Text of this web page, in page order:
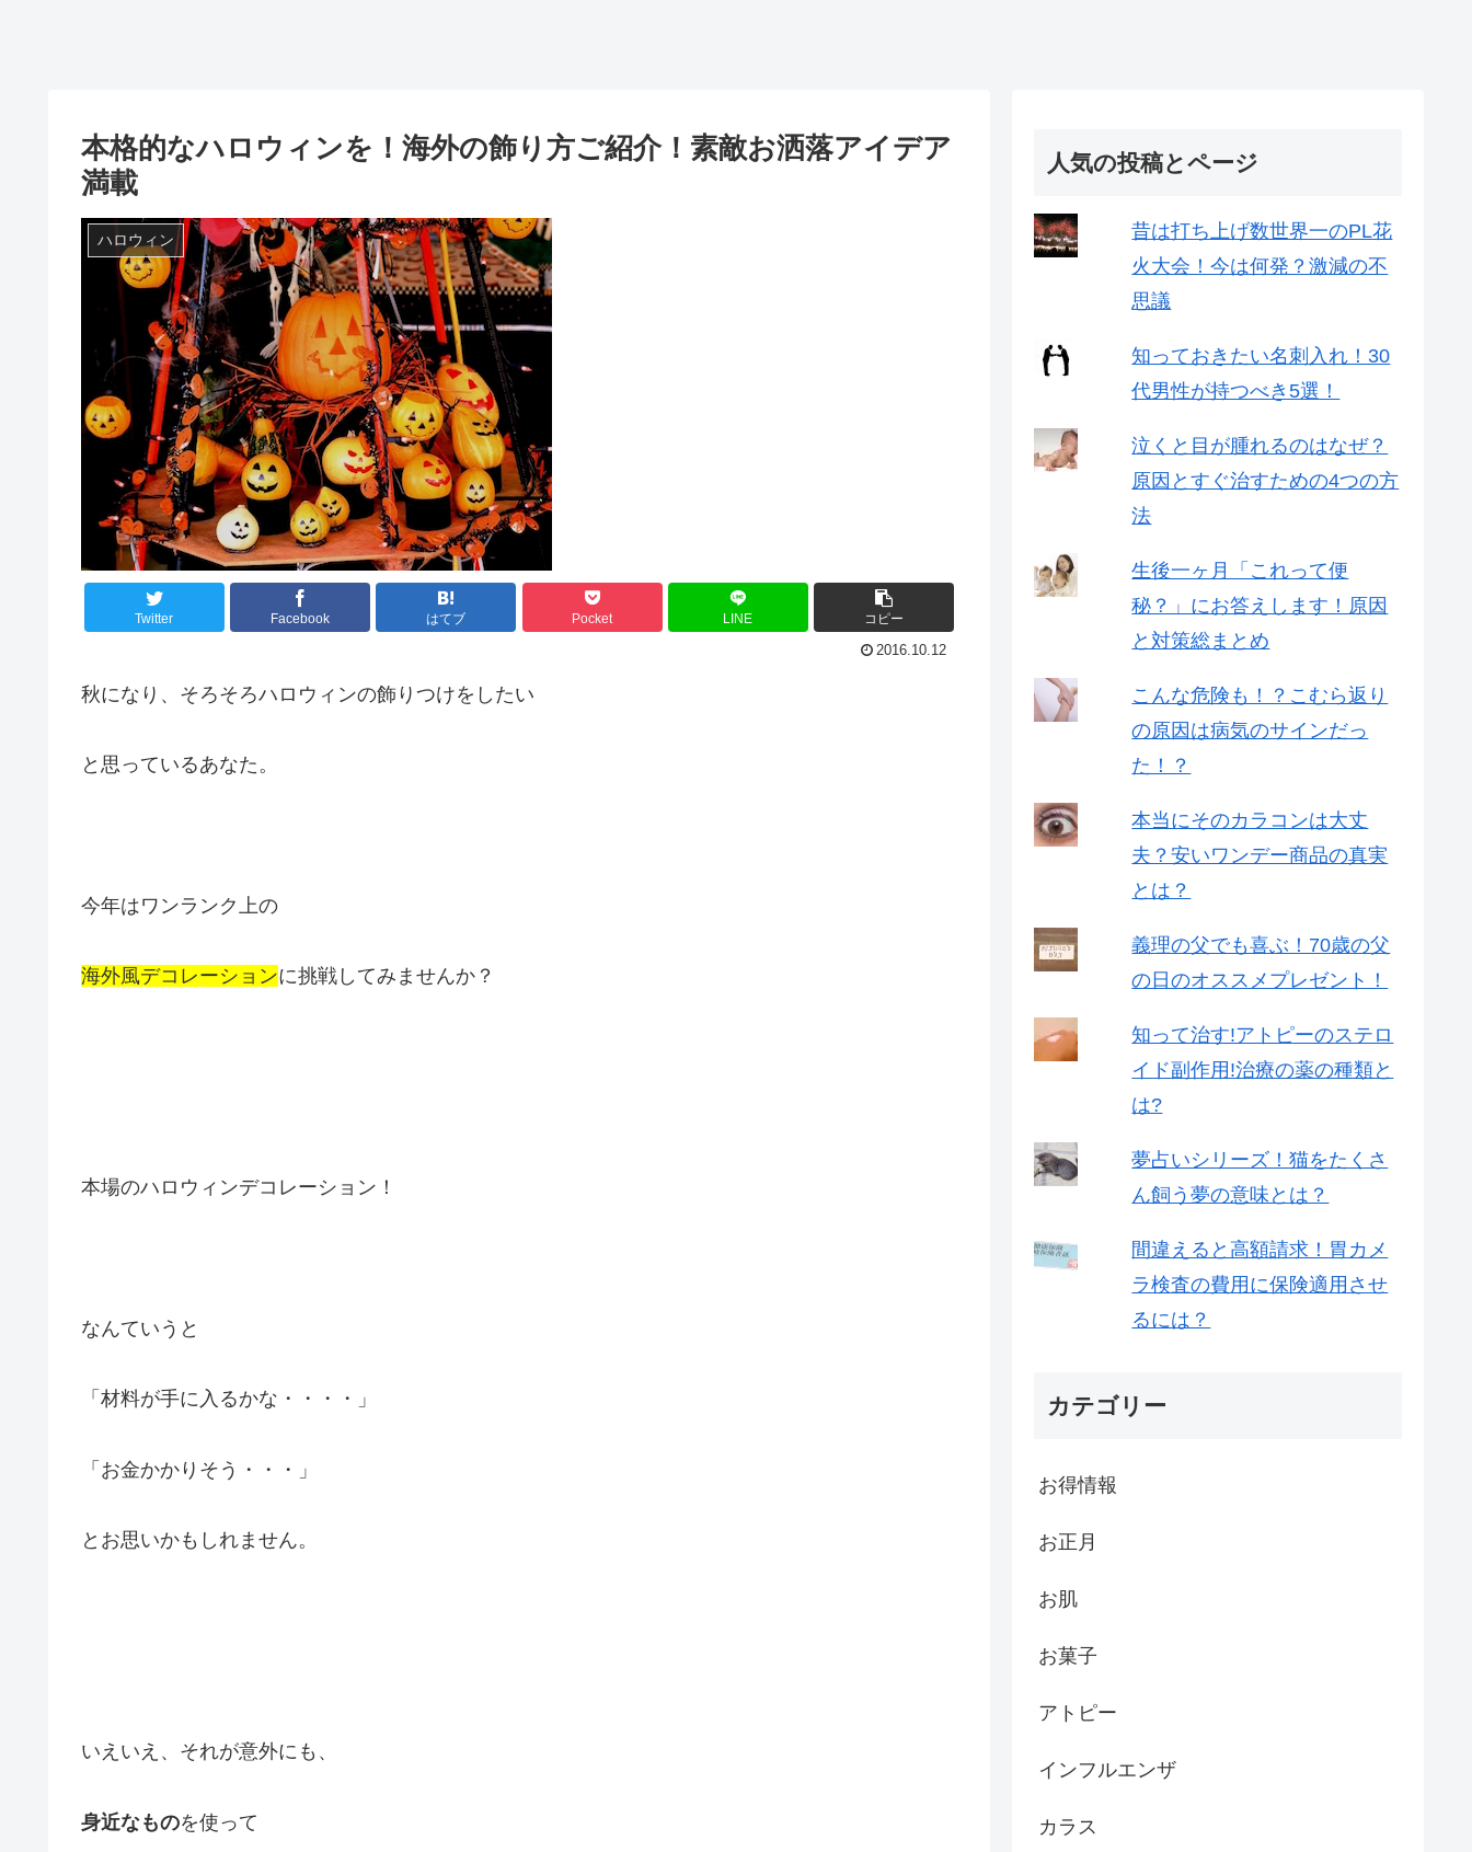
本格的なハロウィンを！海外の飾り方ご紹介！素敵お洒落アイデア
満載
ハロウィン
Twitter Facebook はてブ Pocket LINE コピー
2016.10.12
秋になり、そろそろハロウィンの飾りつけをしたい
と思っているあなた。
今年はワンランク上の
海外風デコレーションに挑戦してみませんか？
本場のハロウィンデコレーション！
なんていうと
「材料が手に入るかな・・・・」
「お金かかりそう・・・」
とお思いかもしれません。
いえいえ、それが意外にも、
身近なものを使って
人気の投稿とページ
昔は打ち上げ数世界一のPL花
火大会！今は何発？激減の不
思議
知っておきたい名刺入れ！30
代男性が持つべき5選！
泣くと目が腫れるのはなぜ？
原因とすぐ治すための4つの方
法
生後一ヶ月「これって便
秘？」にお答えします！原因
と対策総まとめ
こんな危険も！？こむら返り
の原因は病気のサインだっ
た！？
本当にそのカラコンは大丈
夫？安いワンデー商品の真実
とは？
義理の父でも喜ぶ！70歳の父
の日のオススメプレゼント！
知って治す!アトピーのステロ
イド副作用!治療の薬の種類と
は?
夢占いシリーズ！猫をたくさ
ん飼う夢の意味とは？
間違えると高額請求！胃カメ
ラ検査の費用に保険適用させ
るには？
カテゴリー
お得情報
お正月
お肌
お菓子
アトピー
インフルエンザ
カラス